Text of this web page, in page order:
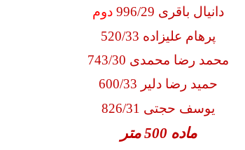
دانیال باقری 996/29
دوم
پرهام علیزاده 520/33
محمد رضا محمدی 743/30
حمید رضا دلیر 600/33
یوسف حجتی 826/31
ماده 500 متر